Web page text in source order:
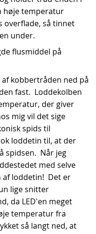
høje temperatur
overflade, så tinnet
under.
flusmiddel på
kobbertråden ned på
fast. Loddekolben
der giver
mig vil det sige
spids til
loddetin til, at der
spidsen. Når jeg
med selve
af loddetin! Det er
lige snitter
da LED'en meget
temperatur fra
så langt ned, at